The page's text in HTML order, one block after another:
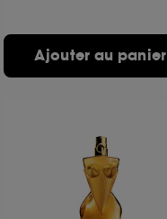
Ajouter au panier